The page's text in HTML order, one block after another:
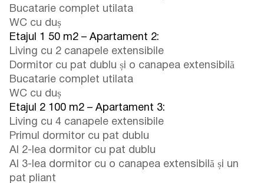
Bucatarie complet utilata
WC cu duș
Etajul 1 50 m2 – Apartament 2:
Living cu 2 canapele extensibile
Dormitor cu pat dublu și o canapea extensibilă
Bucatarie complet utilata
WC cu duș
Etajul 2 100 m2 – Apartament 3:
Living cu 4 canapele extensibile
Primul dormitor cu pat dublu
Al 2-lea dormitor cu pat dublu
Al 3-lea dormitor cu o canapea extensibilă și un
pat pliant